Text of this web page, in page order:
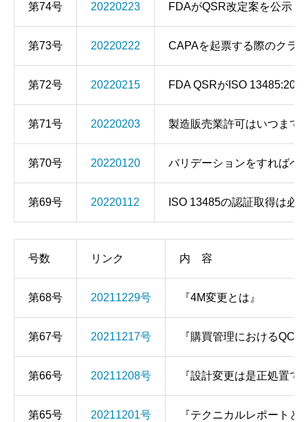
第74号 20220223 FDAがQSR改定案を公示
第73号 20220222 CAPAを起票する際のクラ
第72号 20220215 FDA QSRがISO
第71号 20220203 製造販売業許可はいつまで
第70号 20220120 バリデーションをすればベ
第69号 20220112 ISO 13485の認証取得は必
号数 リンク 内 容
第68号 20211229号 『4M変更とは』
第67号 20211217号 『購買管理における
第66号 20211208号 『設計変更は是正処置で
第65号 20211201号 『テクニカルレポートと